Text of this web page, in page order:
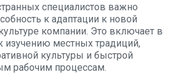
специалистов важно
к адаптации к новой
компании. Это включает в
изучению местных традиций,
культуры и быстрой
рабочим процессам.